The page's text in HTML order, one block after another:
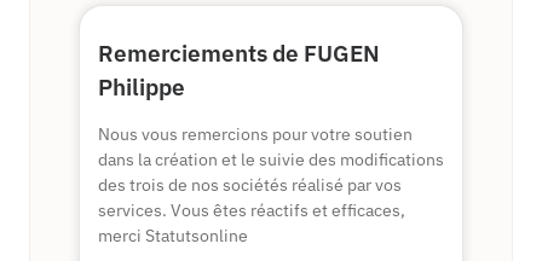
Remerciements de FUGEN
Philippe
Nous vous remercions pour votre soutien
dans la création et le suivie des modifications
des trois de nos sociétés réalisé par vos
services. Vous êtes réactifs et efficaces,
merci Statutsonline